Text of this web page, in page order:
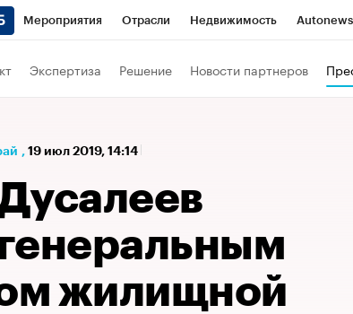
Мероприятия Отрасли Недвижимость Autonews
Экспертиза Решение Новости партнеров
, 19 июл 2019, 14:14
жилищной